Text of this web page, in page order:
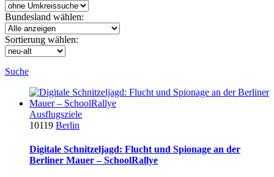
Bundesland wählen:
Sortierung wählen:
Suche
Ausflugsziele
10119 Berlin
Digitale Schnitzeljagd: Flucht und Spionage an der
Berliner Mauer – SchoolRallye